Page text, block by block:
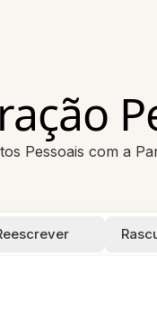
Pessoais com a